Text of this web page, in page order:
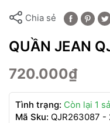
Chia sẻ
QUẦN JEAN
720.000₫
Tình trạng: Còn lại 1
Mã Sku: QJR263087 -